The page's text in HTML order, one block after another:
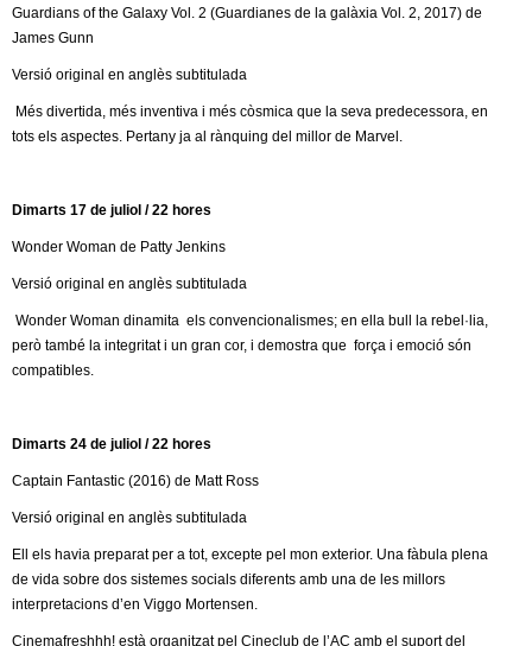
Guardians of the Galaxy Vol. 2 (Guardianes de la galàxia Vol. 2, 2017) de
James Gunn
Versió original en anglès subtitulada
Més divertida, més inventiva i més còsmica que la seva predecessora, en
tots els aspectes. Pertany ja al rànquing del millor de Marvel.
Dimarts 17 de juliol / 22 hores
Wonder Woman de Patty Jenkins
Versió original en anglès subtitulada
Wonder Woman dinamita els convencionalismes; en ella bull la rebel·lia,
però també la integritat i un gran cor, i demostra que força i emoció són
compatibles.
Dimarts 24 de juliol / 22 hores
Captain Fantastic (2016) de Matt Ross
Versió original en anglès subtitulada
Ell els havia preparat per a tot, excepte pel mon exterior. Una fàbula plena
de vida sobre dos sistemes socials diferents amb una de les millors
interpretacions d’en Viggo Mortensen.
Cinemafreshhh! està organitzat pel Cineclub de l’AC amb el suport del